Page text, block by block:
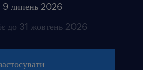
9 липень 2026
до 31 жовтень 2026